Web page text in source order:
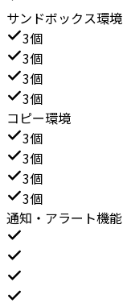
サンドボックス環境
3個
3個
3個
3個
コピー環境
3個
3個
3個
3個
通知・アラート機能